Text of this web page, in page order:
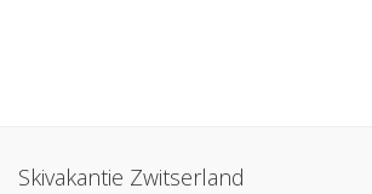
Skivakantie Zwitserland